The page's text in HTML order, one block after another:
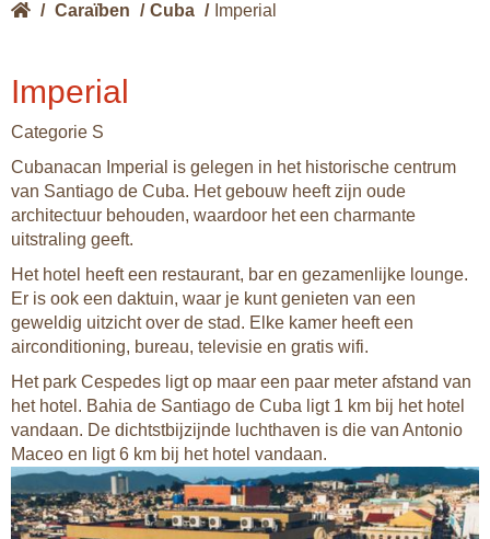
/ Caraïben / Cuba / Imperial
Imperial
Categorie S
Cubanacan Imperial is gelegen in het historische centrum
van Santiago de Cuba. Het gebouw heeft zijn oude
architectuur behouden, waardoor het een charmante
uitstraling geeft.
Het hotel heeft een restaurant, bar en gezamenlijke lounge.
Er is ook een daktuin, waar je kunt genieten van een
geweldig uitzicht over de stad. Elke kamer heeft een
airconditioning, bureau, televisie en gratis wifi.
Het park Cespedes ligt op maar een paar meter afstand van
het hotel. Bahia de Santiago de Cuba ligt 1 km bij het hotel
vandaan. De dichtstbijzijnde luchthaven is die van Antonio
Maceo en ligt 6 km bij het hotel vandaan.